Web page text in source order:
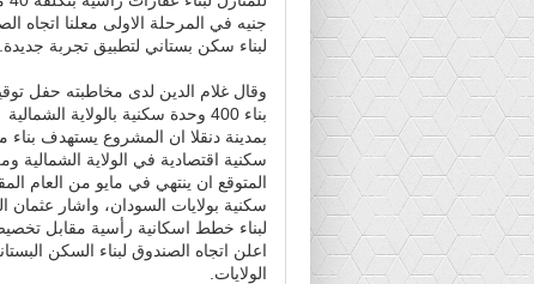
جنيه في المرحلة الاولى معلنا اتجاه
لبناء سكن بستاني لتطبيق تجربة جديدة.
وقال غلام الدين لدى مخاطبته حفل
بناء 400 وحدة سكنية بالولاية الشمالية
بمدينة دنقلا ان المشروع يستهدف بناء
سكنية اقتصادية في الولاية الشمالية
لبناء خطط اسكانية رأسية مقابل
اعلن اتجاه الصندوق لبناء السكن
الولايات.